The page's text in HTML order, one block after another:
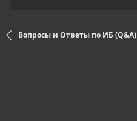
Вопросы и Ответы по ИБ (Q&A)